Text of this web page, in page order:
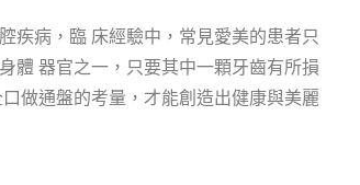
疾病，臨 床經驗中，常見愛美的患者只
體 器官之一，只要其中一顆牙齒有所損
做通盤的考量，才能創造出健康與美麗